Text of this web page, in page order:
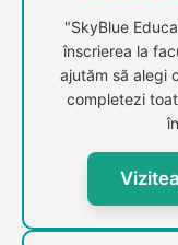
"SkyBlue
înscrierea la
ajutăm să alegi
completezi